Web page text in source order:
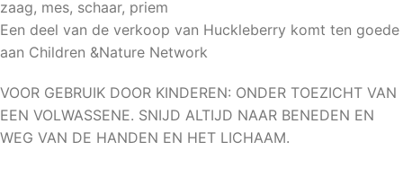
zaag, mes, schaar, priem
Een deel van de verkoop van Huckleberry komt ten goede
aan Children &Nature Network
VOOR GEBRUIK DOOR KINDEREN: ONDER TOEZICHT VAN
EEN VOLWASSENE. SNIJD ALTIJD NAAR BENEDEN EN
WEG VAN DE HANDEN EN HET LICHAAM.